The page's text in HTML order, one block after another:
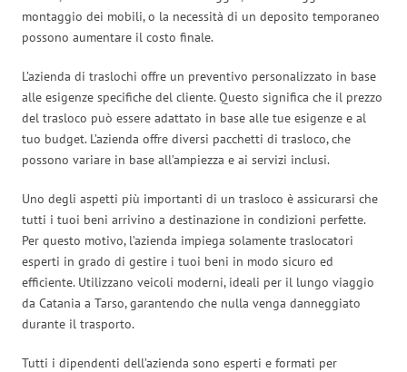
montaggio dei mobili, o la necessità di un deposito temporaneo
possono aumentare il costo finale.
L’azienda di traslochi offre un preventivo personalizzato in base
alle esigenze specifiche del cliente. Questo significa che il prezzo
del trasloco può essere adattato in base alle tue esigenze e al
tuo budget. L’azienda offre diversi pacchetti di trasloco, che
possono variare in base all’ampiezza e ai servizi inclusi.
Uno degli aspetti più importanti di un trasloco è assicurarsi che
tutti i tuoi beni arrivino a destinazione in condizioni perfette.
Per questo motivo, l’azienda impiega solamente traslocatori
esperti in grado di gestire i tuoi beni in modo sicuro ed
efficiente. Utilizzano veicoli moderni, ideali per il lungo viaggio
da Catania a Tarso, garantendo che nulla venga danneggiato
durante il trasporto.
Tutti i dipendenti dell’azienda sono esperti e formati per